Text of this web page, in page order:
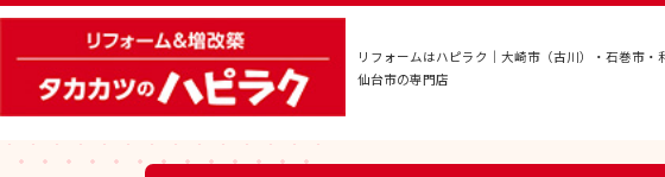
リフォームはハピラク｜大崎市（古川）・石巻市・
仙台市の専門店